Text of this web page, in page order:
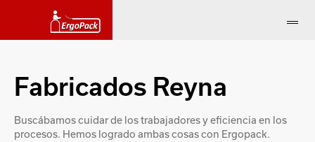
Fabricados Reyna
Buscábamos cuidar de los trabajadores y eficiencia en los
procesos. Hemos logrado ambas cosas con Ergopack.